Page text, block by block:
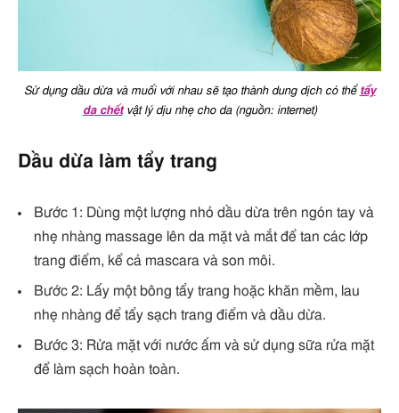
Sử dụng dầu dừa và muối với nhau sẽ tạo thành dung dịch có thể tẩy
da chếtvật lý dịu nhẹ cho da (nguồn: internet)
Dầu dừa làm tẩy trang
Bước 1: Dùng một lượng nhỏ dầu dừa trên ngón tay và
nhẹ nhàng massage lên da mặt và mắt để tan các lớp
trang điểm, kể cả mascara và son môi.
Bước 2: Lấy một bông tẩy trang hoặc khăn mềm, lau
nhẹ nhàng để tẩy sạch trang điểm và dầu dừa.
Bước 3: Rửa mặt với nước ấm và sử dụng sữa rửa mặt
để làm sạch hoàn toàn.